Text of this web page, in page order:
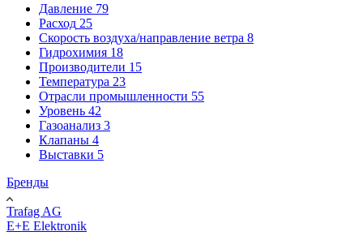
Давление 79
Расход 25
Скорость воздуха/направление ветра 8
Гидрохимия 18
Производители 15
Температура 23
Отрасли промышленности 55
Уровень 42
Газоанализ 3
Клапаны 4
Выставки 5
Бренды
Trafag AG
E+E Elektronik